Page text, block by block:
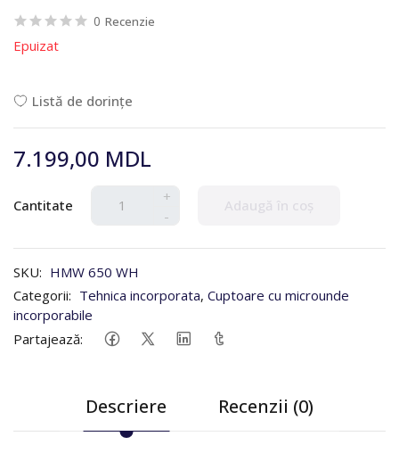
0 Recenzie
Epuizat
Listă de dorințe
7.199,00 MDL
Cantitate
+
-
Adaugă în coș
SKU: HMW 650 WH
Categorii: Tehnica incorporata, Cuptoare cu microunde
incorporabile
Partajează:
Descriere Recenzii (0)